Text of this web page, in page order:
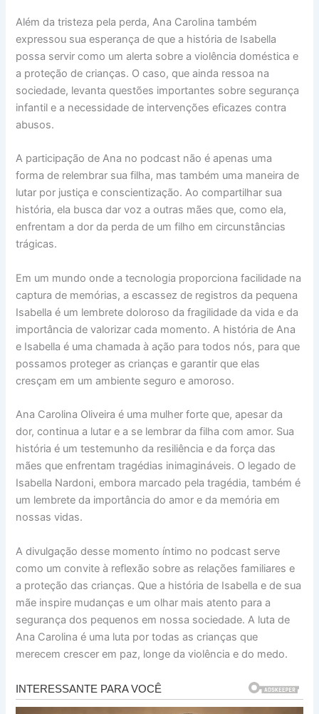
Além da tristeza pela perda, Ana Carolina também
expressou sua esperança de que a história de Isabella
possa servir como um alerta sobre a violência doméstica e
a proteção de crianças. O caso, que ainda ressoa na
sociedade, levanta questões importantes sobre segurança
infantil e a necessidade de intervenções eficazes contra
abusos.
A participação de Ana no podcast não é apenas uma
forma de relembrar sua filha, mas também uma maneira de
lutar por justiça e conscientização. Ao compartilhar sua
história, ela busca dar voz a outras mães que, como ela,
enfrentam a dor da perda de um filho em circunstâncias
trágicas.
Em um mundo onde a tecnologia proporciona facilidade na
captura de memórias, a escassez de registros da pequena
Isabella é um lembrete doloroso da fragilidade da vida e da
importância de valorizar cada momento. A história de Ana
e Isabella é uma chamada à ação para todos nós, para que
possamos proteger as crianças e garantir que elas
cresçam em um ambiente seguro e amoroso.
Ana Carolina Oliveira é uma mulher forte que, apesar da
dor, continua a lutar e a se lembrar da filha com amor. Sua
história é um testemunho da resiliência e da força das
mães que enfrentam tragédias inimagináveis. O legado de
Isabella Nardoni, embora marcado pela tragédia, também é
um lembrete da importância do amor e da memória em
nossas vidas.
A divulgação desse momento íntimo no podcast serve
como um convite à reflexão sobre as relações familiares e
a proteção das crianças. Que a história de Isabella e de sua
mãe inspire mudanças e um olhar mais atento para a
segurança dos pequenos em nossa sociedade. A luta de
Ana Carolina é uma luta por todas as crianças que
merecem crescer em paz, longe da violência e do medo.